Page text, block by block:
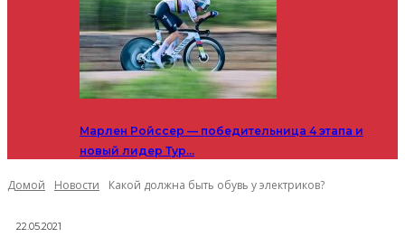
Марлен Ройссер — победительница 4 этапа и
новый лидер Тур…
Домой Новости Какой должна быть обувь у электриков?
22.05.2021